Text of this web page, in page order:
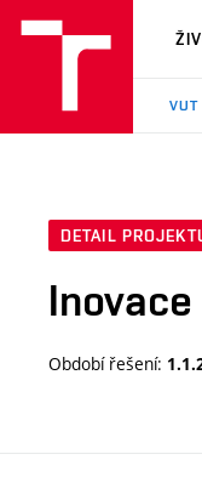
VUT
DETAIL
Období řešení: